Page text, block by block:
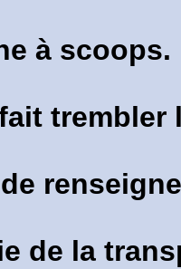
à scoops.
trembler
de la